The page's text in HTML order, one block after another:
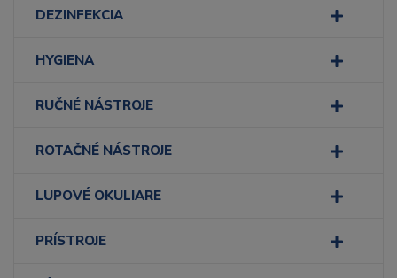
DEZINFEKCIA
HYGIENA
RUČNÉ NÁSTROJE
ROTAČNÉ NÁSTROJE
LUPOVÉ OKULIARE
PRÍSTROJE